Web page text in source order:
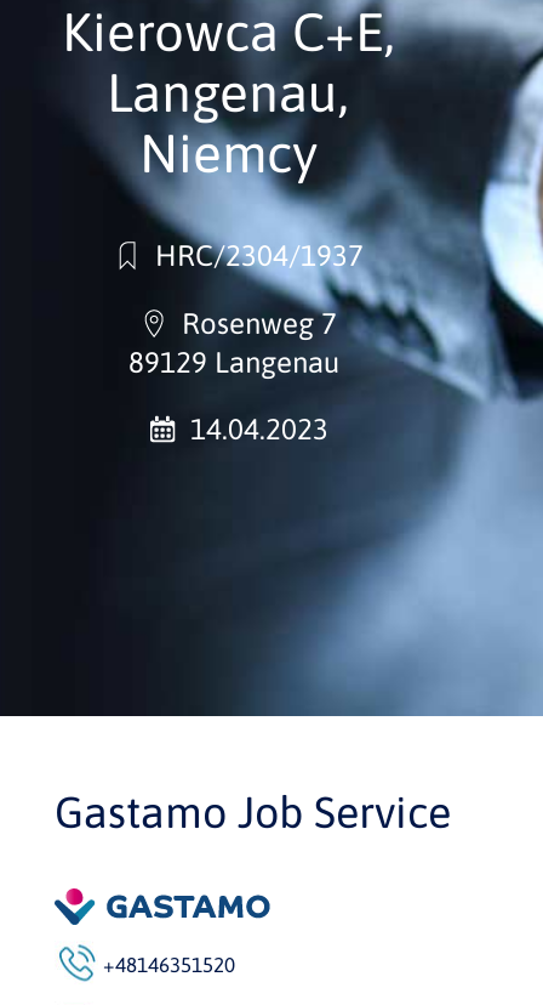
Kierowca C+E,
Langenau,
Niemcy
HRC/2304/1937
Rosenweg 7
89129 Langenau
14.04.2023
Gastamo Job Service
+48146351520